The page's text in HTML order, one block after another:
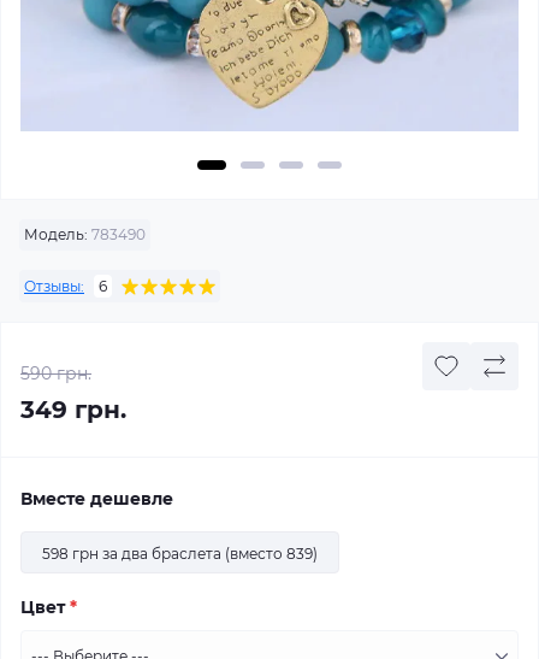
Модель: 783490
Отзывы: 6
590 грн.
349 грн.
Вместе дешевле
598 грн за два браслета (вместо 839)
Цвет*